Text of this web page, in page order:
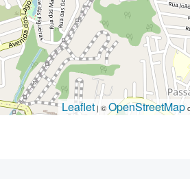
Leaflet | ©OpenStreetMap